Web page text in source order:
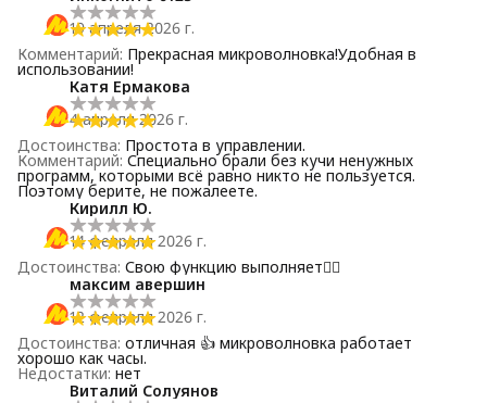
19 апреля 2026 г.
Комментарий: Прекрасная микроволновка!Удобная в
использовании!
Катя Ермакова
4 апреля 2026 г.
Достоинства: Простота в управлении.
Комментарий: Специально брали без кучи ненужных
программ, которыми всё равно никто не пользуется.
Поэтому берите, не пожалеете.
Кирилл Ю.
14 февраля 2026 г.
Достоинства: Свою функцию выполняет👍🏻
максим авершин
12 февраля 2026 г.
Достоинства: отличная 👍 микроволновка работает
хорошо как часы.
Недостатки: нет
Виталий Солуянов